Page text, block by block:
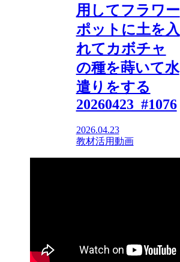
用してフラワー
ポットに土を入
れてカボチャ
の種を蒔いて水
遣りをする
20260423_#1076
2026.04.23
教材活用動画